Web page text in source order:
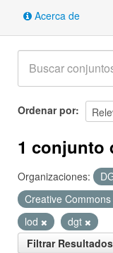
Acerca de
Ordenar por
1 conjunto
Organizaciones:
Creative
lod
dgt
Filtrar Resultados